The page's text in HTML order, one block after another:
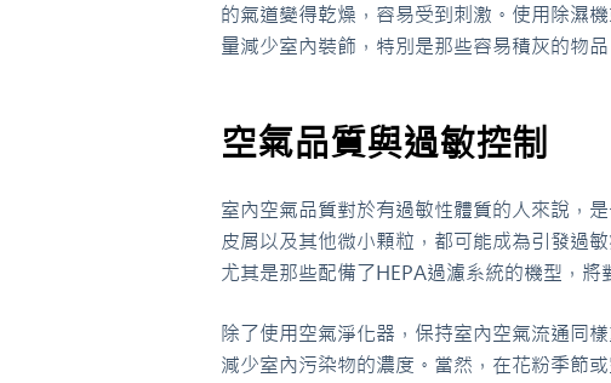
的氣道變得乾燥，容易受到刺激。使用除濕
量減少室內裝飾，特別是那些容易積灰的物
空氣品質與過敏控制
室內空氣品質對於有過敏性體質的人來說，
皮屑以及其他微小顆粒，都可能成為引發過
尤其是那些配備了HEPA過濾系統的機型，將
除了使用空氣淨化器，保持室內空氣流通同
減少室內污染物的濃度。當然，在花粉季節